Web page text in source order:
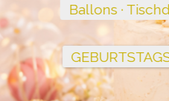
Tischdeko · Karten ·